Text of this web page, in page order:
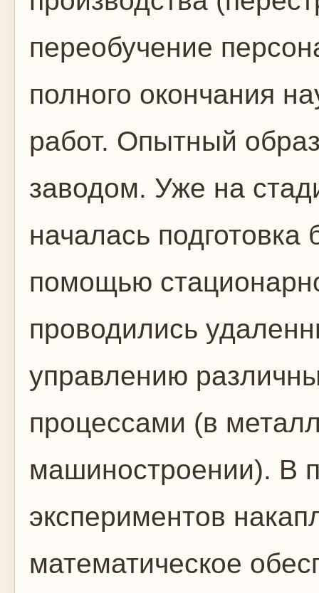
переобучение
полного окончания
работ. Опытный
заводом. Уже на
началась
помощью
проводились
управлению
процессами (в
машиностроении). В
экспериментов
математическое